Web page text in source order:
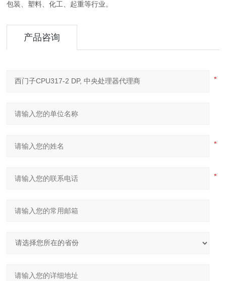
包装、塑料、化工、起重等行业。
产品咨询